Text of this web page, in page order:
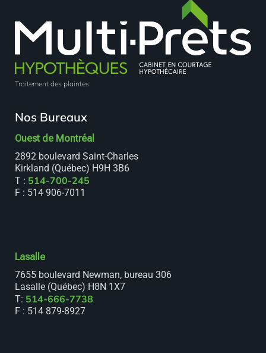
Traitement des plaintes
Nos Bureaux
Ouest de Montréal
2892 boulevard Saint-Charles
Kirkland (Québec) H9H 3B6
T : 514-700-245
F : 514 906-7011
Lasalle
7655 boulevard Newman, bureau 306
Lasalle (Québec) H8N 1X7
T: 514-666-7738
F : 514 879-8927